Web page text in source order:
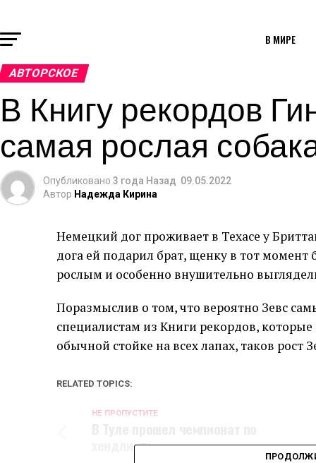
В МИРЕ
АВТОРСКОЕ
В Книгу рекордов
самая рослая
Опубликовано 3 года Назад 09.05.2022
Автор Надежда Кирина
Немецкий дог проживает в Техасе у
дога ей подарил брат, щенку в тот
рослым и особенно внушительно
Поразмыслив о том, что вероятно Зевс
специалистам из Книги рекордов,
обычной стойке на всех лапах, таков рост
RELATED TOPICS:
НЕ ПРОПУСТИТЕ
хендлингу